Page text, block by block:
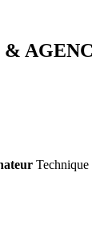
&
Technique